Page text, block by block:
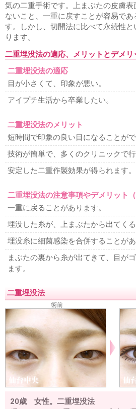
気の二重手術です。上まぶたの皮膚表
ないこと、一重に戻すことが容易であ
す。しかし、切開法に比べて永続性
ります。
二重埋没法の適応、メリットとデメリ
二重埋没法の適応
目が小さくて、印象が悪い。
アイプチ生活から卒業したい。
二重埋没法のメリット
短時間で印象の良い目になることがで
技術が簡単で、多くのクリニックで行
安定した二重作製効果が得られます。
二重埋没法の注意事項やデメリット（
一重に戻ることがあります。
埋没した糸が、上まぶたから出てくる
埋没糸に細菌感染を合併することがあ
まぶたの裏から糸が出てきて、目が
ます。
二重埋没法
術前
20歳 女性。二重埋没法